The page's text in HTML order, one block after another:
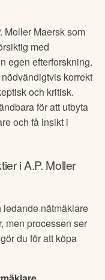
Moller Maersksom
med
egen efterforskning.
korrekt
och kritisk.
för att utbyta
och få insikt i
iA.P. Moller
ledande nätmäklare
men processen ser
du för att köpa